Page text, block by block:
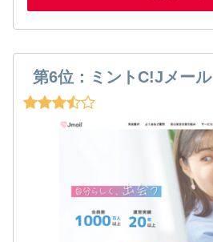
第6位：ミントC!Jメール